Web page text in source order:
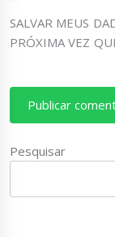
SALVAR MEUS
PRÓXIMA VEZ
Pesquisar